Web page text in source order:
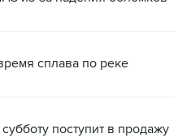
сплава по реке
поступит в продажу